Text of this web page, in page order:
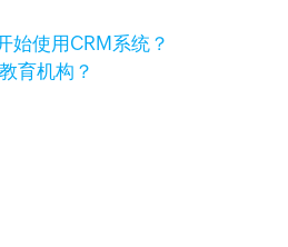
始使用CRM系统？
育机构？